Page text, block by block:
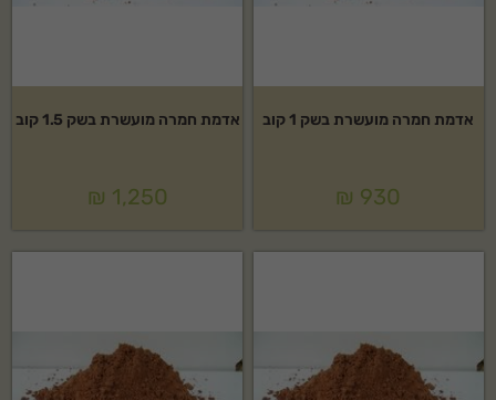
אדמת חמרה מועשרת בשק 1 קוב
₪ 930
אדמת חמרה מועשרת בשק 1.5 קוב
₪ 1,250